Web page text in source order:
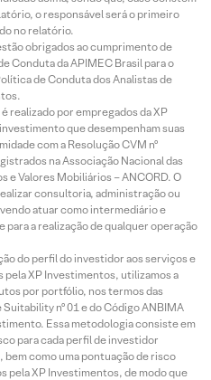
o responsável será o primeiro
no relatório.
obrigados ao cumprimento de
Conduta da APIMEC Brasil para o
de Conduta dos Analistas de
realizado por empregados da XP
que desempenham suas
com a Resolução CVM nº
na Associação Nacional das
Valores Mobiliários – ANCORD. O
consultoria, administração ou
atuar como intermediário e
a realização de qualquer operação
do perfil do investidor aos serviços e
XP Investimentos, utilizamos a
por portfólio, nos termos das
nº 01 e do Código ANBIMA
Essa metodologia consiste em
para cada perfil de investidor
bem como uma pontuação de risco
pela XP Investimentos, de modo que